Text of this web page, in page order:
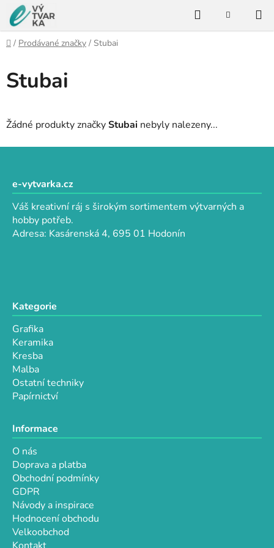
Přejít
na
obsah
HledatNÁKUPNÍ
Domů
/ Prodávané značky / Stubai
Stubai
Žádné produkty značkyStubai nebyly nalezeny...
e-vytvarka.cz
Váš kreativní ráj s širokým sortimentem výtvarných a
hobby potřeb.
Adresa: Kasárenská 4, 695 01 Hodonín
Kategorie
Grafika
Keramika
Kresba
Malba
Ostatní techniky
Papírnictví
Informace
O nás
Doprava a platba
Obchodní podmínky
GDPR
Návody a inspirace
Hodnocení obchodu
Velkoobchod